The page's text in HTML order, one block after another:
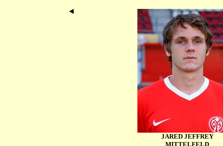
JARED JEFFREY
MITTELFELD